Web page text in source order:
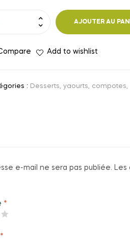
AJOUTER AU
Add to wishlist
: Desserts, yaourts, compotes,
e-mail ne sera pas publiée. Les
*
*